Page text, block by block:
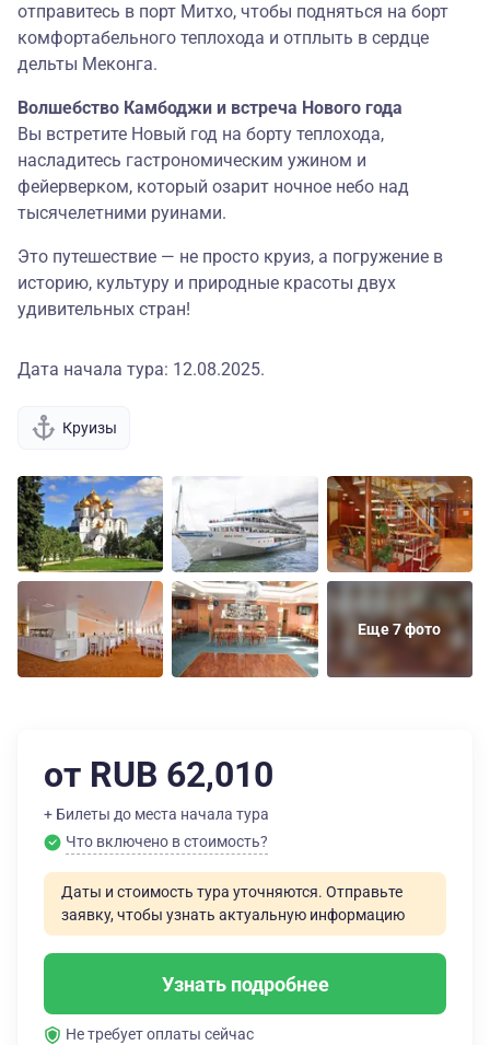
отправитесь в порт Митхо, чтобы подняться на борт
комфортабельного теплохода и отплыть в сердце
дельты Меконга.
Волшебство Камбоджи и встреча Нового года
Вы встретите Новый год на борту теплохода,
насладитесь гастрономическим ужином и
фейерверком, который озарит ночное небо над
тысячелетними руинами.
Это путешествие — не просто круиз, а погружение в
историю, культуру и природные красоты двух
удивительных стран!
Дата начала тура: 12.08.2025.
Круизы
Еще 7 фото
от RUB 62,010
+ Билеты до места начала тура
Что включено в стоимость?
Даты и стоимость тура уточняются. Отправьте
заявку, чтобы узнать актуальную информацию
Узнать подробнее
Не требует оплаты сейчас